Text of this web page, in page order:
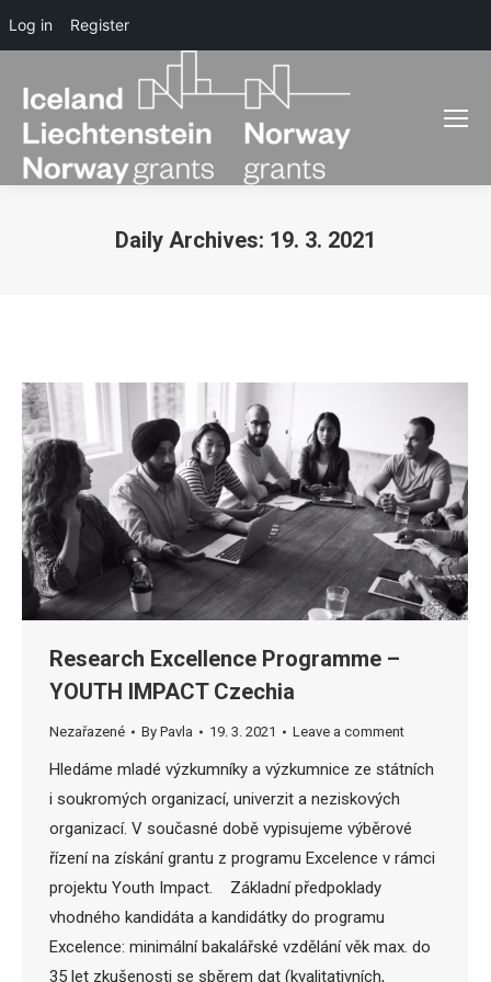
Daily Archives: 19. 3. 2021
Research Excellence Programme –
YOUTH IMPACT Czechia
Nezařazené By Pavla 19. 3. 2021 Leave a comment
Hledáme mladé výzkumníky a výzkumnice ze státních
i soukromých organizací, univerzit a neziskových
organizací. V současné době vypisujeme výběrové
řízení na získání grantu z programu Excelence v rámci
projektu Youth Impact. Základní předpoklady
vhodného kandidáta a kandidátky do programu
Excelence: minimální bakalářské vzdělání věk max. do
35 let zkušenosti se sběrem dat (kvalitativních,
Log in Register